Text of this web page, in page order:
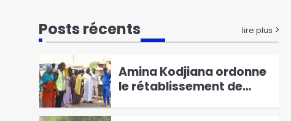
Posts récents lire plus
1
de la mobilisation
générale à Kodjiguila
2
Amina Kodjiana ordonne
le rétablissement de